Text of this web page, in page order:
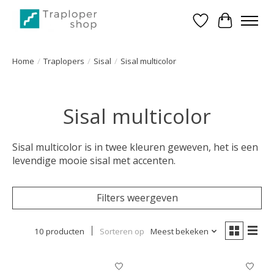
Verlanglijst
Home / Traplopers / Sisal / Sisal multicolor
Sisal multicolor
Sisal multicolor is in twee kleuren geweven, het is een
levendige mooie sisal met accenten.
Filters weergeven
10 producten Sorteren op Meest bekeken